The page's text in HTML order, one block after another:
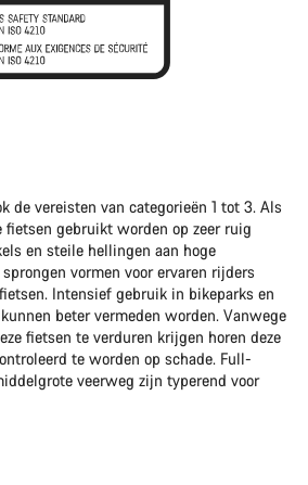
de vereisten van categorieën 1 tot 3. Als
fietsen gebruikt worden op zeer ruig
en steile hellingen aan hoge
vormen voor ervaren rijders
Intensief gebruik in bikeparks en
beter vermeden worden. Vanwege
fietsen te verduren krijgen horen deze
te worden op schade. Full-
veerweg zijn typerend voor